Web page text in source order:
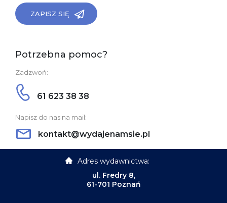
ZAPISZ SIĘ
Potrzebna pomoc?
Zadzwoń:
61 623 38 38
Napisz do nas na mail:
kontakt@wydajenamsie.pl
Adres wydawnictwa:
ul. Fredry 8,
61-701 Poznań